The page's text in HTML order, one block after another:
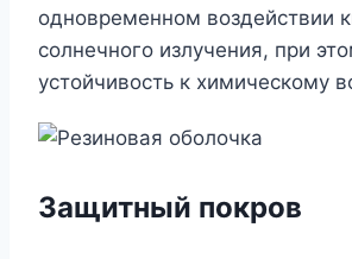
одновременном воздействии
солнечного излучения, при
устойчивость к химическому
Защитный покров